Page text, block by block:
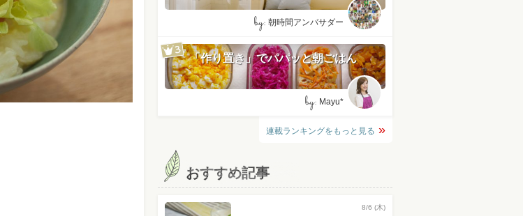
by: 朝時間アンバサダー
「作り置き」でパパッと朝ごはん
by: Mayu*
連載ランキングをもっと見る
おすすめ記事
8/6 (木)